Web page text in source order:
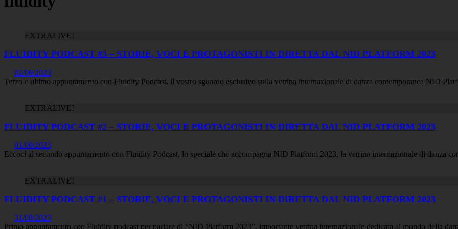
EXTRALIVE!
FLUIDITY PODCAST #3 – STORIE, VOCI E PROTAGONISTI IN DIRETTA DAL NID PLATFORM 2023
02/09/2023
Terzo e ultimo appuntamento con Fluidity Podcast, il vostro sguardo esclusivo sulla vetrina internazionale di danza contemporanea NID
EXTRALIVE!
FLUIDITY PODCAST #2 – STORIE, VOCI E PROTAGONISTI IN DIRETTA DAL NID PLATFORM 2023
01/09/2023
Eccoci al secondo appuntamento con Fluidity Podcast, lo speciale che accompagna NID Platform 2023, la vetrina internazionale di danza
EXTRALIVE!
FLUIDITY PODCAST #1 – STORIE, VOCI E PROTAGONISTI IN DIRETTA DAL NID PLATFORM 2023
31/08/2023
Primo appuntamento con Fluidity podcast per parlare di “NID Platform 2023”, importante vetrina internazionale dedicata al mondo della